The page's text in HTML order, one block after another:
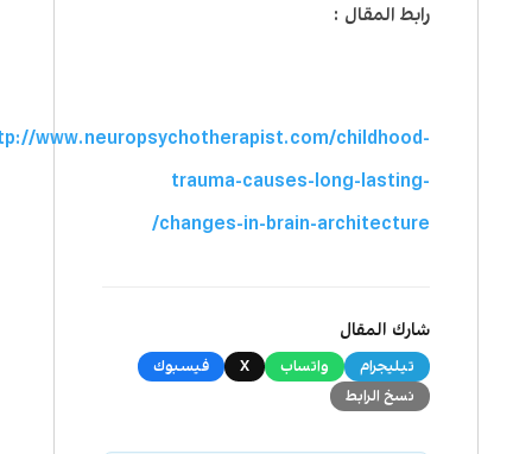
رابط المقال :
www.neuropsychotherapist.com/childhood-
trauma-causes-long-lasting-
changes-in-brain-architecture/
شارك المقال
تيليجرام واتساب X
فيسبوك
نسخ الرابط